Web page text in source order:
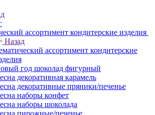
ассортимент кондитерские изделия
Назад
ассортимент кондитерские
год шоколад фигурный
декоративная карамель
декоративные пряники/печенье
наборы конфет
наборы шоколада
пирожные/печенье